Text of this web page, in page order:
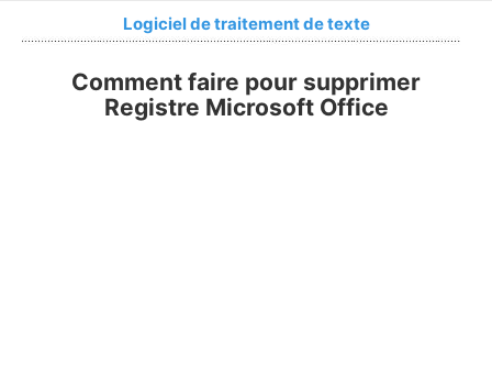
Logiciel de traitement de texte
Comment faire pour supprimer
Registre Microsoft Office